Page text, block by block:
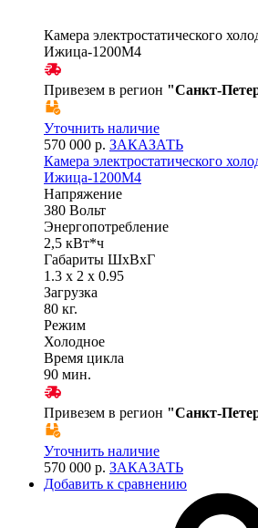
Камера электростатического
Ижица-1200М4
Привезем в регион "Санкт-
Уточнить наличие
570 000 р. ЗАКАЗАТЬ
Камера электростатического
Ижица-1200М4
Напряжение
380 Вольт
Энергопотребление
2,5 кВт*ч
Габариты ШхВхГ
1.3 x 2 x 0.95
Загрузка
80 кг.
Режим
Холодное
Время цикла
90 мин.
Привезем в регион "Санкт-
Уточнить наличие
570 000 р. ЗАКАЗАТЬ
Добавить к сравнению